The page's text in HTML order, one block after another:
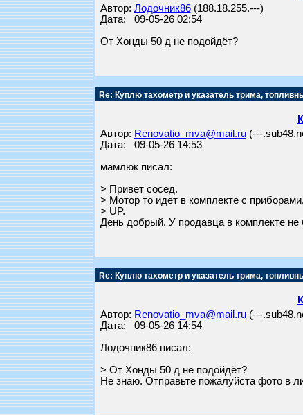
Автор: Лодочник86(188.18.255.---)
Дата: 09-05-26 02:54
От Хонды 50 д не подойдёт?
Re: Куплю тахометр и указатель трима,
Автор: Renovatio_mva@mail.ru(---
Дата: 09-05-26 14:53
мамлюк писал:
> Привет сосед.
> Мотор то идет в комплекте с
> UP.
День добрый. У продавца в комплекте не
Re: Куплю тахометр и указатель трима,
Автор: Renovatio_mva@mail.ru(---
Дата: 09-05-26 14:54
Лодочник86 писал:
> От Хонды 50 д не подойдёт?
Не знаю. Отправьте пожалуйста фото в